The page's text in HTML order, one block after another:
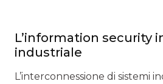
L’information security
industriale
L’interconnessione di sistemi